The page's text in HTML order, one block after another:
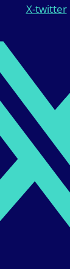
X-twitter